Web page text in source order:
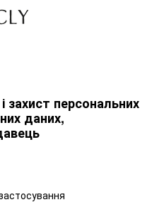
персональних
даних,